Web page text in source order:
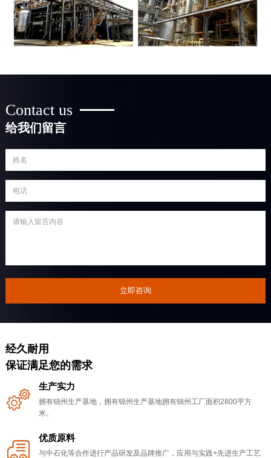
Contact us
给我们留言
立即咨询
经久耐用
保证满足您的需求
生产实力
拥有锦州生产基地，拥有锦州生产基地拥有锦州工厂面积2800平方
米。
优质原料
与中石化等合作进行产品研发及品牌推广，应用与实践+先进生产工艺